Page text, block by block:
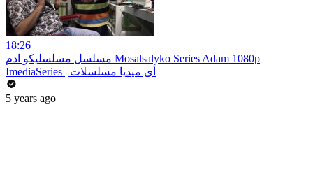
18:26
مسلسل مسلسليكو ادم Mosalsalyko Series Adam 1080p
ImediaSeries | أى ميديا مسلسلات
5 years ago